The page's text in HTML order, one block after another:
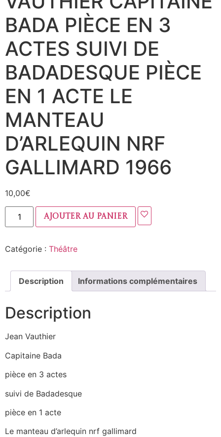
BADA PIÈCE EN 3
ACTES SUIVI DE
BADADESQUE PIÈCE
EN 1 ACTE LE
MANTEAU
D’ARLEQUIN NRF
GALLIMARD 1966
10,00€
Ajouter au panier
Catégorie : Théâtre
Description Informations complémentaires
Description
Jean Vauthier
Capitaine Bada
pièce en 3 actes
suivi de Badadesque
pièce en 1 acte
Le manteau d’arlequin nrf gallimard